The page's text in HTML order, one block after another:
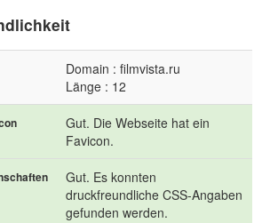
Domain : filmvista.ru
Länge : 12
Gut. Die Webseite hat ein
Favicon.
Gut. Es konnten
druckfreundliche CSS-Angaben
gefunden werden.